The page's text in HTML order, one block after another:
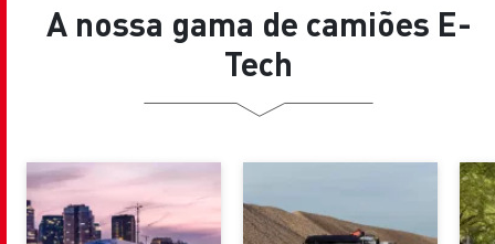
A nossa gama de camiões E-
Tech